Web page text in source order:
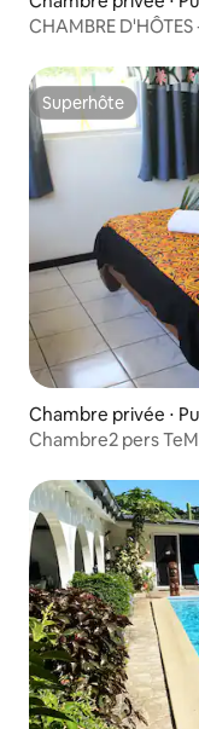
CHAMBRE
Superhôte
Superhôte
Chambre privée ⋅
Chambre2 pers